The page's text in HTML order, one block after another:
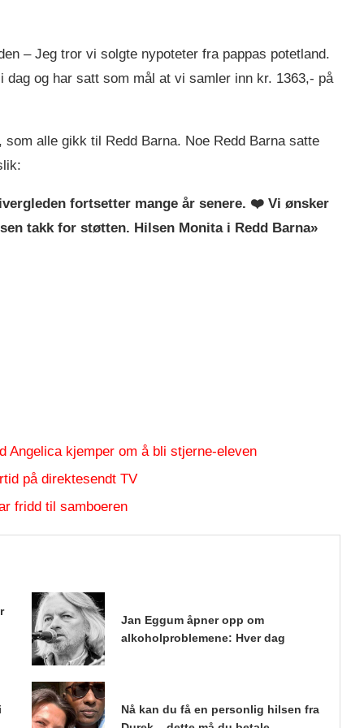
– Jeg tror vi solgte nypoteter fra pappas potetland.
og har satt som mål at vi samler inn kr. 1363,- på
alle gikk til Redd Barna. Noe Redd Barna satte
fortsetter mange år senere. ❤️ Vi ønsker
takk for støtten. Hilsen Monita i Redd Barna»
Angelica kjemper om å bli stjerne-eleven
på direktesendt TV
fridd til samboeren
Jan Eggum åpner opp om
alkoholproblemene: Hver dag
Nå kan du få en personlig hilsen fra